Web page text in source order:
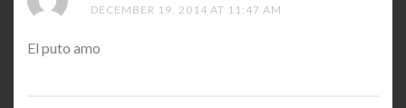
DECEMBER 19, 2014 AT 11:47 AM
El puto amo